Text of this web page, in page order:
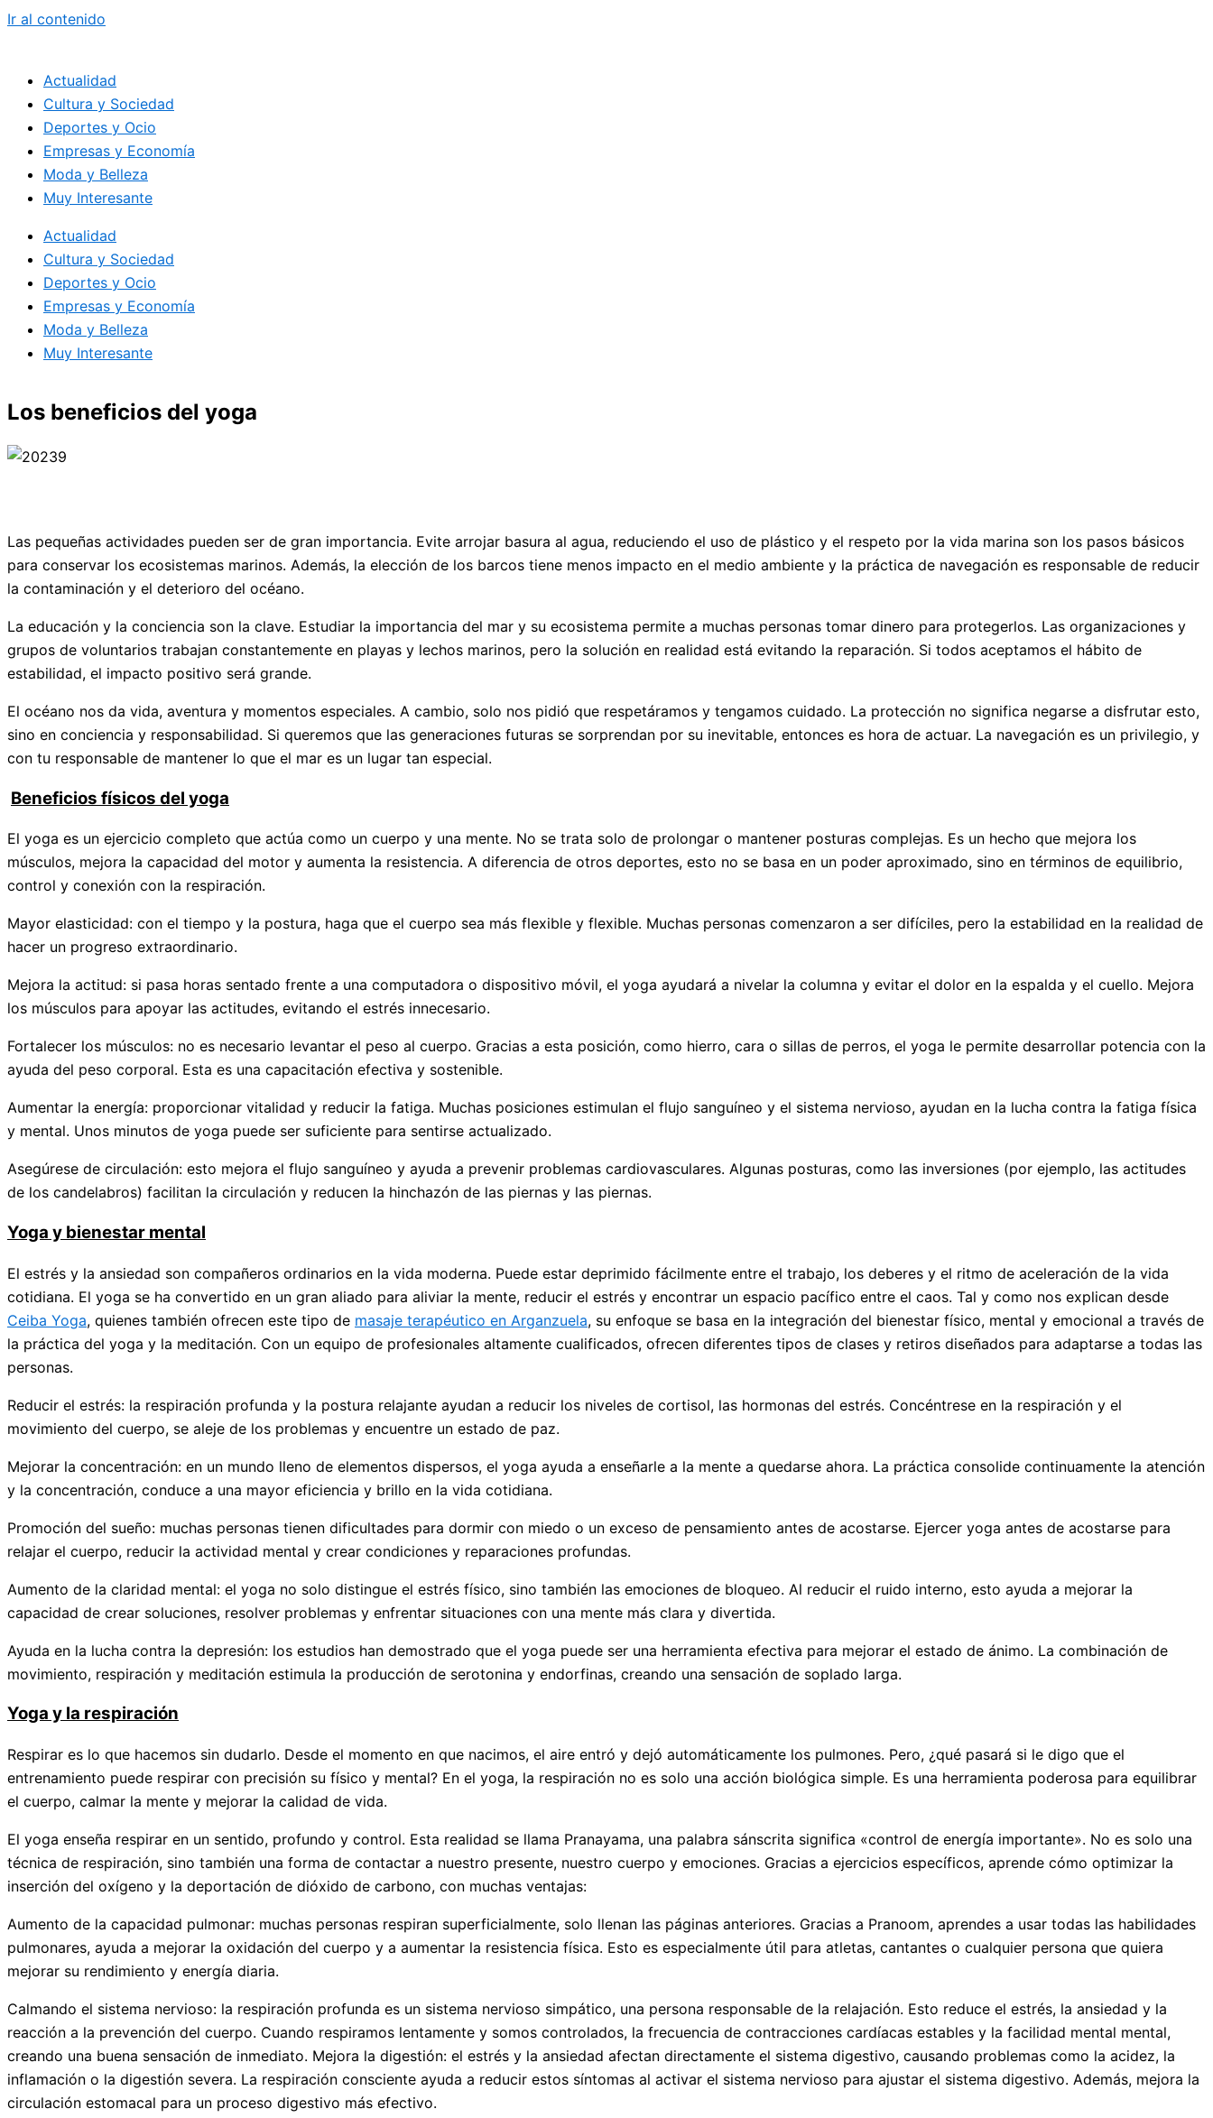
Ir al contenido
Actualidad
Cultura y Sociedad
Deportes y Ocio
Empresas y Economía
Moda y Belleza
Muy Interesante
Actualidad
Cultura y Sociedad
Deportes y Ocio
Empresas y Economía
Moda y Belleza
Muy Interesante
Los beneficios del yoga
Las pequeñas actividades pueden ser de gran importancia. Evite arrojar basura al agua, reduciendo el uso de plástico y el respeto por la vida marina son los pasos básicos
para conservar los ecosistemas marinos. Además, la elección de los barcos tiene menos impacto en el medio ambiente y la práctica de navegación es responsable de reducir
la contaminación y el deterioro del océano.
La educación y la conciencia son la clave. Estudiar la importancia del mar y su ecosistema permite a muchas personas tomar dinero para protegerlos. Las organizaciones y
grupos de voluntarios trabajan constantemente en playas y lechos marinos, pero la solución en realidad está evitando la reparación. Si todos aceptamos el hábito de
estabilidad, el impacto positivo será grande.
El océano nos da vida, aventura y momentos especiales. A cambio, solo nos pidió que respetáramos y tengamos cuidado. La protección no significa negarse a disfrutar esto,
sino en conciencia y responsabilidad. Si queremos que las generaciones futuras se sorprendan por su inevitable, entonces es hora de actuar. La navegación es un privilegio, y
con tu responsable de mantener lo que el mar es un lugar tan especial.
Beneficios físicos del yoga
El yoga es un ejercicio completo que actúa como un cuerpo y una mente. No se trata solo de prolongar o mantener posturas complejas. Es un hecho que mejora los
músculos, mejora la capacidad del motor y aumenta la resistencia. A diferencia de otros deportes, esto no se basa en un poder aproximado, sino en términos de equilibrio,
control y conexión con la respiración.
Mayor elasticidad: con el tiempo y la postura, haga que el cuerpo sea más flexible y flexible. Muchas personas comenzaron a ser difíciles, pero la estabilidad en la realidad de
hacer un progreso extraordinario.
Mejora la actitud: si pasa horas sentado frente a una computadora o dispositivo móvil, el yoga ayudará a nivelar la columna y evitar el dolor en la espalda y el cuello. Mejora
los músculos para apoyar las actitudes, evitando el estrés innecesario.
Fortalecer los músculos: no es necesario levantar el peso al cuerpo. Gracias a esta posición, como hierro, cara o sillas de perros, el yoga le permite desarrollar potencia con la
ayuda del peso corporal. Esta es una capacitación efectiva y sostenible.
Aumentar la energía: proporcionar vitalidad y reducir la fatiga. Muchas posiciones estimulan el flujo sanguíneo y el sistema nervioso, ayudan en la lucha contra la fatiga física
y mental. Unos minutos de yoga puede ser suficiente para sentirse actualizado.
Asegúrese de circulación: esto mejora el flujo sanguíneo y ayuda a prevenir problemas cardiovasculares. Algunas posturas, como las inversiones (por ejemplo, las actitudes
de los candelabros) facilitan la circulación y reducen la hinchazón de las piernas y las piernas.
Yoga y bienestar mental
El estrés y la ansiedad son compañeros ordinarios en la vida moderna. Puede estar deprimido fácilmente entre el trabajo, los deberes y el ritmo de aceleración de la vida
cotidiana. El yoga se ha convertido en un gran aliado para aliviar la mente, reducir el estrés y encontrar un espacio pacífico entre el caos. Tal y como nos explican desde
Ceiba Yoga, quienes también ofrecen este tipo de masaje terapéutico en Arganzuela, su enfoque se basa en la integración del bienestar físico, mental y emocional a través de
la práctica del yoga y la meditación. Con un equipo de profesionales altamente cualificados, ofrecen diferentes tipos de clases y retiros diseñados para adaptarse a todas las
personas.
Reducir el estrés: la respiración profunda y la postura relajante ayudan a reducir los niveles de cortisol, las hormonas del estrés. Concéntrese en la respiración y el
movimiento del cuerpo, se aleje de los problemas y encuentre un estado de paz.
Mejorar la concentración: en un mundo lleno de elementos dispersos, el yoga ayuda a enseñarle a la mente a quedarse ahora. La práctica consolide continuamente la atención
y la concentración, conduce a una mayor eficiencia y brillo en la vida cotidiana.
Promoción del sueño: muchas personas tienen dificultades para dormir con miedo o un exceso de pensamiento antes de acostarse. Ejercer yoga antes de acostarse para
relajar el cuerpo, reducir la actividad mental y crear condiciones y reparaciones profundas.
Aumento de la claridad mental: el yoga no solo distingue el estrés físico, sino también las emociones de bloqueo. Al reducir el ruido interno, esto ayuda a mejorar la
capacidad de crear soluciones, resolver problemas y enfrentar situaciones con una mente más clara y divertida.
Ayuda en la lucha contra la depresión: los estudios han demostrado que el yoga puede ser una herramienta efectiva para mejorar el estado de ánimo. La combinación de
movimiento, respiración y meditación estimula la producción de serotonina y endorfinas, creando una sensación de soplado larga.
Yoga y la respiración
Respirar es lo que hacemos sin dudarlo. Desde el momento en que nacimos, el aire entró y dejó automáticamente los pulmones. Pero, ¿qué pasará si le digo que el
entrenamiento puede respirar con precisión su físico y mental? En el yoga, la respiración no es solo una acción biológica simple. Es una herramienta poderosa para equilibrar
el cuerpo, calmar la mente y mejorar la calidad de vida.
El yoga enseña respirar en un sentido, profundo y control. Esta realidad se llama Pranayama, una palabra sánscrita significa «control de energía importante». No es solo una
técnica de respiración, sino también una forma de contactar a nuestro presente, nuestro cuerpo y emociones. Gracias a ejercicios específicos, aprende cómo optimizar la
inserción del oxígeno y la deportación de dióxido de carbono, con muchas ventajas:
Aumento de la capacidad pulmonar: muchas personas respiran superficialmente, solo llenan las páginas anteriores. Gracias a Pranoom, aprendes a usar todas las habilidades
pulmonares, ayuda a mejorar la oxidación del cuerpo y a aumentar la resistencia física. Esto es especialmente útil para atletas, cantantes o cualquier persona que quiera
mejorar su rendimiento y energía diaria.
Calmando el sistema nervioso: la respiración profunda es un sistema nervioso simpático, una persona responsable de la relajación. Esto reduce el estrés, la ansiedad y la
reacción a la prevención del cuerpo. Cuando respiramos lentamente y somos controlados, la frecuencia de contracciones cardíacas estables y la facilidad mental mental,
creando una buena sensación de inmediato. Mejora la digestión: el estrés y la ansiedad afectan directamente el sistema digestivo, causando problemas como la acidez, la
inflamación o la digestión severa. La respiración consciente ayuda a reducir estos síntomas al activar el sistema nervioso para ajustar el sistema digestivo. Además, mejora la
circulación estomacal para un proceso digestivo más efectivo.